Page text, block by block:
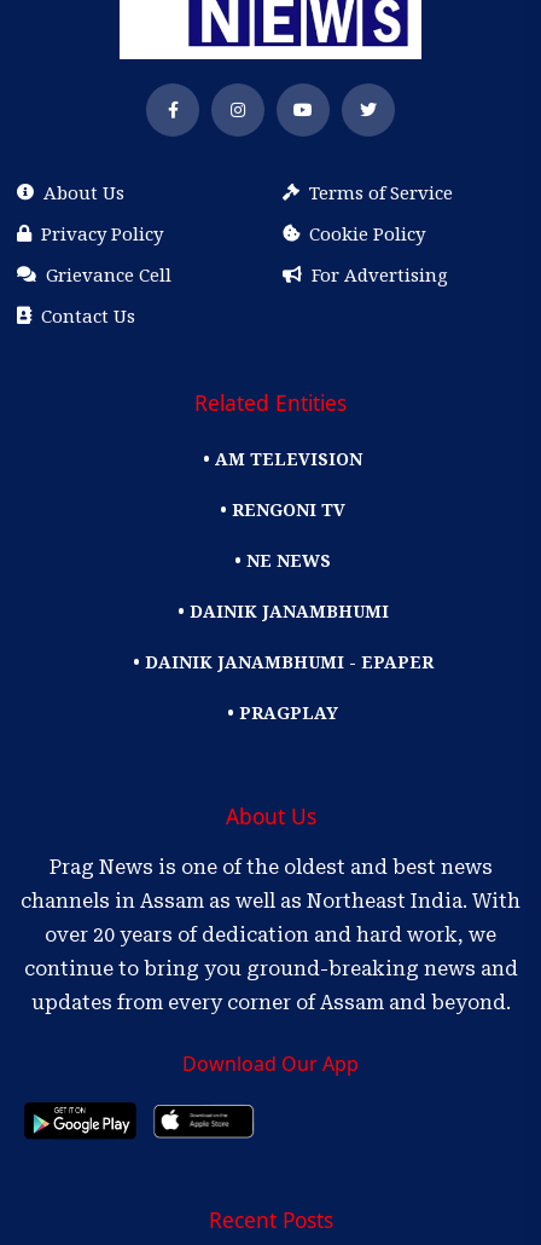
About Us
Terms of Service
Privacy Policy
Cookie Policy
Grievance Cell
For Advertising
Contact Us
Related Entities
• AM TELEVISION
• RENGONI TV
• NE NEWS
• DAINIK JANAMBHUMI
• DAINIK JANAMBHUMI - EPAPER
• PRAGPLAY
About Us
Prag News is one of the oldest and best news
channels in Assam as well as Northeast India. With
over 20 years of dedication and hard work, we
continue to bring you ground-breaking news and
updates from every corner of Assam and beyond.
Download Our App
Recent Posts